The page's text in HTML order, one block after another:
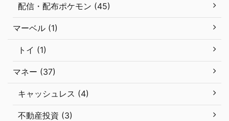
配信・配布ポケモン (45)
マーベル (1)
トイ (1)
マネー (37)
キャッシュレス (4)
不動産投資 (3)